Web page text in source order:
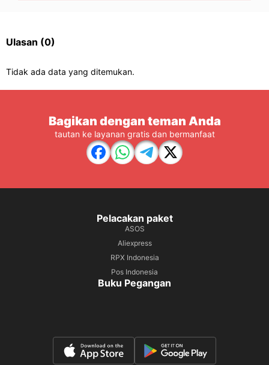
Ulasan (0)
Tidak ada data yang ditemukan.
Bagikan dengan teman Anda
tautan ke layanan gratis dan bermanfaat
Pelacakan paket
ASOS
Aliexpress
RPX Indonesia
Pos Indonesia
Buku Pegangan